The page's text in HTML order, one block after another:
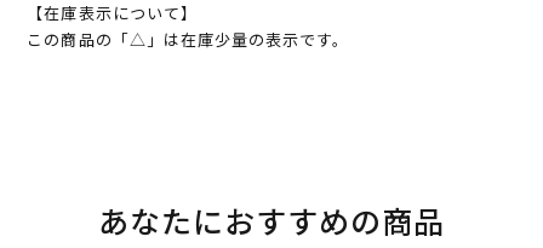
【在庫表示について】
この商品の「△」は在庫少量の表示です。
あなたにおすすめの商品